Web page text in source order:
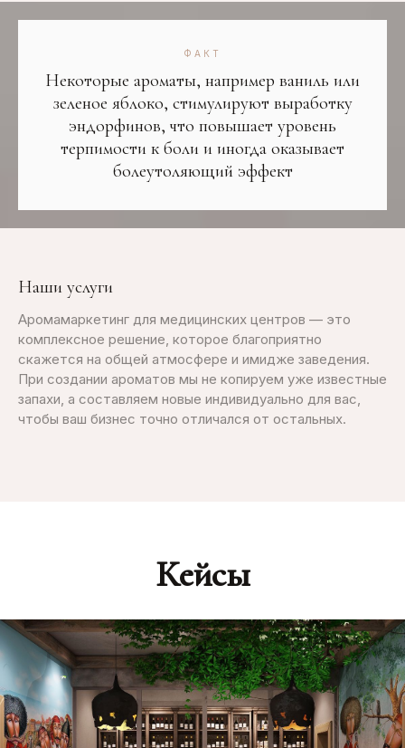
ФАКТ
Некоторые ароматы, например ваниль или
зеленое яблоко, стимулируют выработку
эндорфинов, что повышает уровень
терпимости к боли и иногда оказывает
болеутоляющий эффект
Наши услуги
Аромамаркетинг для медицинских центров — это
комплексное решение, которое благоприятно
скажется на общей атмосфере и имидже заведения.
При создании ароматов мы не копируем уже известные
запахи, а составляем новые индивидуально для вас,
чтобы ваш бизнес точно отличался от остальных.
Кейсы